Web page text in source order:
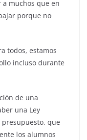
muchos que en
porque no
todos, estamos
incluso durante
de una
una Ley
que
los alumnos